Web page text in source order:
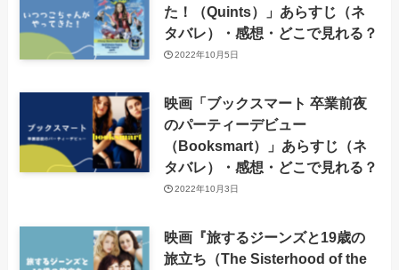
た！（Quints）」あらすじ（ネ
タバレ）・感想・どこで見れる？
2022年10月5日
映画「ブックスマート 卒業前夜
のパーティーデビュー
（Booksmart）」あらすじ（ネ
タバレ）・感想・どこで見れる？
2022年10月3日
映画『旅するジーンズと19歳の
旅立ち（The Sisterhood of the